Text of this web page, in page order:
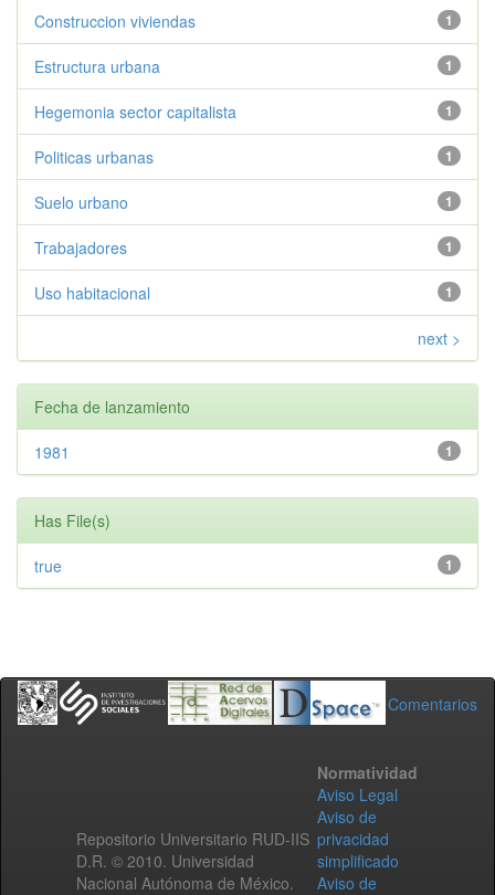
1
Construccion viviendas
1
Estructura urbana
1
Hegemonia sector capitalista
1
Politicas urbanas
1
Suelo urbano
1
Trabajadores
1
Uso habitacional
next >
Fecha de lanzamiento
1
1981
Has File(s)
1
true
Comentarios
Repositorio Universitario RUD-IIS
D.R. © 2010. Universidad
Nacional Autónoma de México.
Normatividad
Aviso Legal
Aviso de
privacidad
simplificado
Aviso de